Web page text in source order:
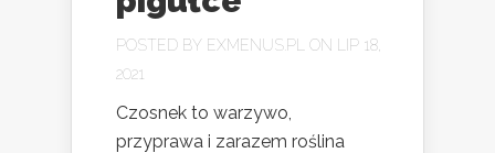
POSTED BY EXMENUS.PL
ON LIP 18,
2021
Czosnek to warzywo,
przyprawa i zarazem roślina